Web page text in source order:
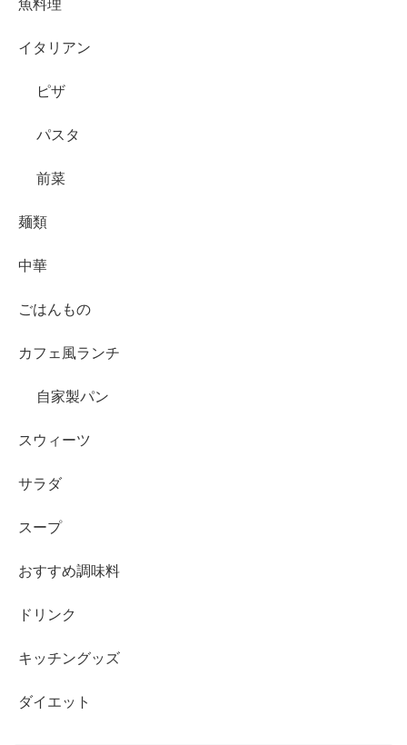
魚料理
イタリアン
ピザ
パスタ
前菜
麺類
中華
ごはんもの
カフェ風ランチ
自家製パン
スウィーツ
サラダ
スープ
おすすめ調味料
ドリンク
キッチングッズ
ダイエット